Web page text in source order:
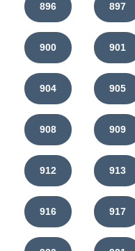
896 897
900 901
904 905
908 909
912 913
916 917